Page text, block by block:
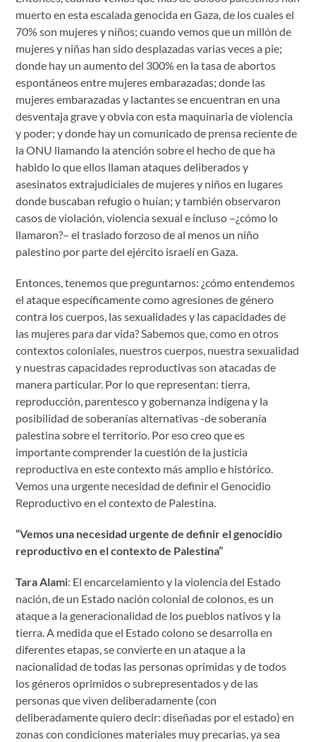
muerto en esta escalada genocida en Gaza, de los cuales el
70% son mujeres y niños; cuando vemos que un millón de
mujeres y niñas han sido desplazadas varias veces a pie;
donde hay un aumento del 300% en la tasa de abortos
espontáneos entre mujeres embarazadas; donde las
mujeres embarazadas y lactantes se encuentran en una
desventaja grave y obvia con esta maquinaria de violencia
y poder; y donde hay un comunicado de prensa reciente de
la ONU llamando la atención sobre el hecho de que ha
habido lo que ellos llaman ataques deliberados y
asesinatos extrajudiciales de mujeres y niños en lugares
donde buscaban refugio o huían; y también observaron
casos de violación, violencia sexual e incluso –¿cómo lo
llamaron?– el traslado forzoso de al menos un niño
palestino por parte del ejército israelí en Gaza.
Entonces, tenemos que preguntarnos: ¿cómo entendemos
el ataque específicamente como agresiones de género
contra los cuerpos, las sexualidades y las capacidades de
las mujeres para dar vida? Sabemos que, como en otros
contextos coloniales, nuestros cuerpos, nuestra sexualidad
y nuestras capacidades reproductivas son atacadas de
manera particular. Por lo que representan: tierra,
reproducción, parentesco y gobernanza indígena y la
posibilidad de soberanías alternativas -de soberanía
palestina sobre el territorio. Por eso creo que es
importante comprender la cuestión de la justicia
reproductiva en este contexto más amplio e histórico.
Vemos una urgente necesidad de definir el Genocidio
Reproductivo en el contexto de Palestina.
“Vemos una necesidad urgente de definir el genocidio
reproductivo en el contexto de Palestina”
Tara Alami: El encarcelamiento y la violencia del Estado
nación, de un Estado nación colonial de colonos, es un
ataque a la generacionalidad de los pueblos nativos y la
tierra. A medida que el Estado colono se desarrolla en
diferentes etapas, se convierte en un ataque a la
nacionalidad de todas las personas oprimidas y de todos
los géneros oprimidos o subrepresentados y de las
personas que viven deliberadamente (con
deliberadamente quiero decir: diseñadas por el estado) en
zonas con condiciones materiales muy precarias, ya sea